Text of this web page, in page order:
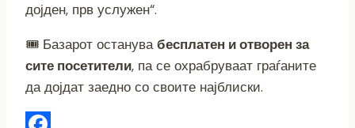
дојден, прв услужен“.
🎟️ Базарот останувабесплатен и отворен за
сите посетители, па се охрабруваат граѓаните
да дојдат заедно со своите најблиски.